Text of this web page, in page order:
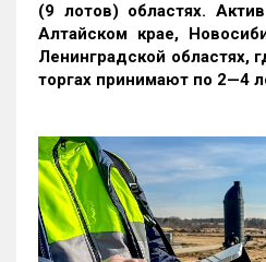
(9 лотов) областях.
Алтайском крае,
Ленинградской областях,
торгах принимают по 2—4